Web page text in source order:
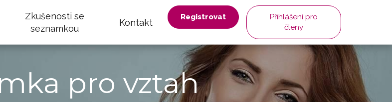
Zkušenosti se
seznamkou
Kontakt
Registrovat
Přihlášení pro
členy
pro vztah